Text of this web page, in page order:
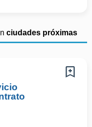
ciudades próximas